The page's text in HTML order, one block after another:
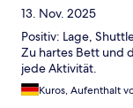
13. Nov. 2025
Positiv: Lage,
Zu hartes Bett und
jede Aktivität.
Kuros, Aufenthalt